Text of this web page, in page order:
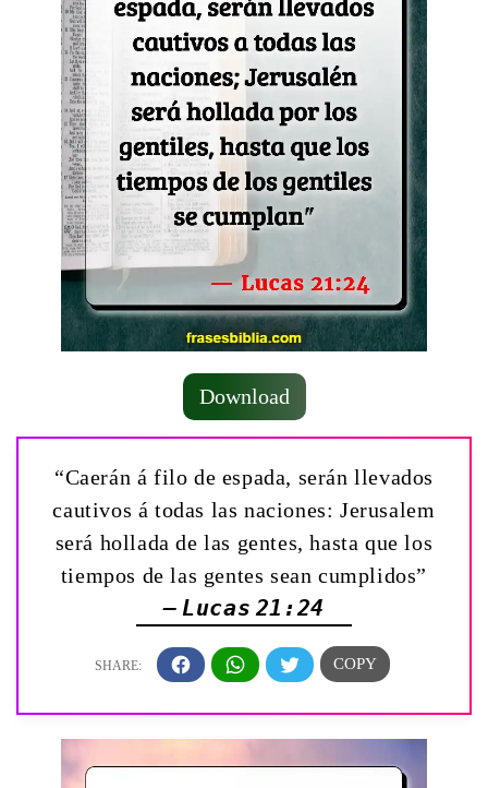
Download
“Caerán á filo de espada, serán llevados
cautivos á todas las naciones: Jerusalem
será hollada de las gentes, hasta que los
tiempos de las gentes sean cumplidos”
— Lucas 21:24